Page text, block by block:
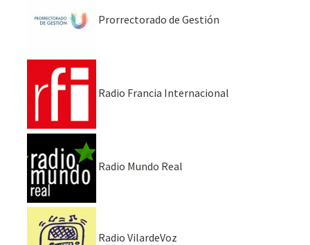
Prorrectorado de Gestión
Radio Francia Internacional
Radio Mundo Real
Radio VilardeVoz